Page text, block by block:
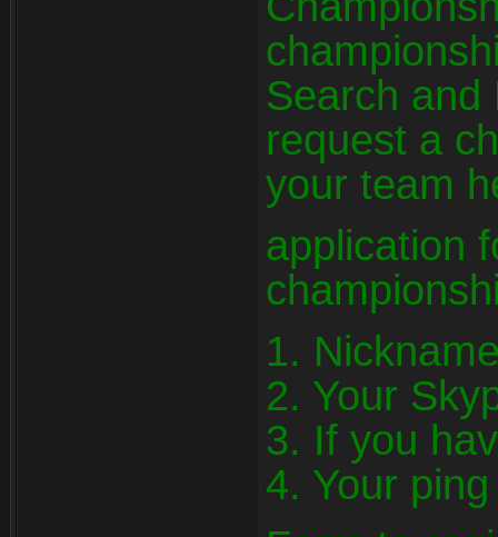
Search and
request a
your team
application
1.
2. Your
3. If you
4. Your